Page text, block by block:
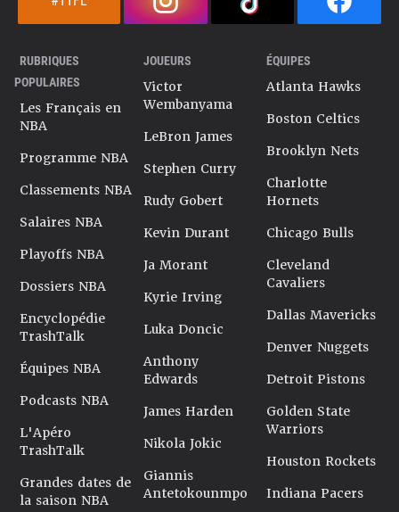
RUBRIQUES
POPULAIRES
Les Français en
NBA
Programme NBA
Classements NBA
Salaires NBA
Playoffs NBA
Dossiers NBA
Encyclopédie
TrashTalk
Équipes NBA
Podcasts NBA
L'Apéro
TrashTalk
Grandes dates de
la saison NBA
JOUEURS
Victor
Wembanyama
LeBron James
Stephen Curry
Rudy Gobert
Kevin Durant
Ja Morant
Kyrie Irving
Luka Doncic
Anthony
Edwards
James Harden
Nikola Jokic
Giannis
Antetokounmpo
ÉQUIPES
Atlanta Hawks
Boston Celtics
Brooklyn Nets
Charlotte
Hornets
Chicago Bulls
Cleveland
Cavaliers
Dallas Mavericks
Denver Nuggets
Detroit Pistons
Golden State
Warriors
Houston Rockets
Indiana Pacers